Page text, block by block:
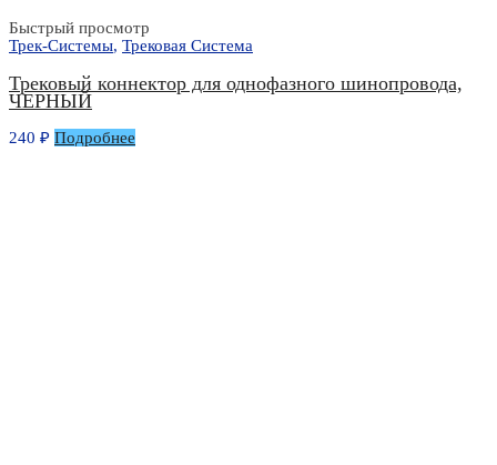
Быстрый просмотр
Трек-Системы, Трековая Система
Трековый коннектор для однофазного шинопровода,
ЧЕРНЫЙ
240 ₽ Подробнее